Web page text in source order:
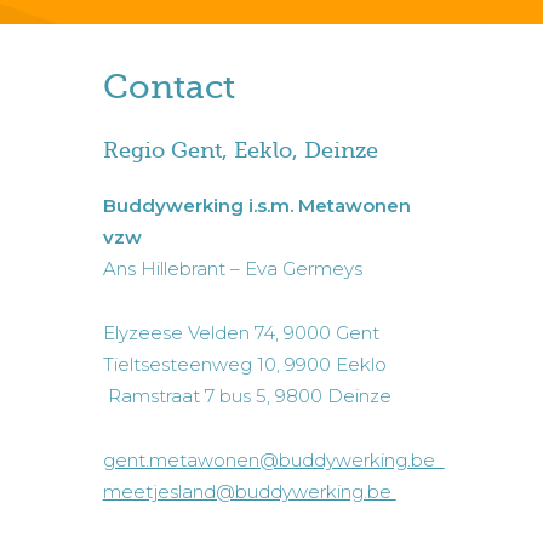
Contact
Regio Gent, Eeklo, Deinze
Buddywerking i.s.m. Metawonen
vzw
Ans Hillebrant – Eva Germeys
Elyzeese Velden 74, 9000 Gent
Tieltsesteenweg 10, 9900 Eeklo
Ramstraat 7 bus 5, 9800 Deinze
gent.metawonen@buddywerking.be
meetjesland@buddywerking.be